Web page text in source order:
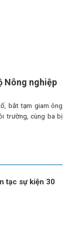
Nông nghiệp
bắt tạm giam ông
trường, cùng ba bị
tạc sự kiện 30